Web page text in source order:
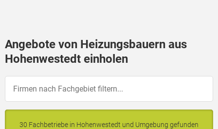
Angebote von Heizungsbauern aus
Hohenwestedt einholen
30 Fachbetriebe in Hohenwestedt und Umgebung gefunden